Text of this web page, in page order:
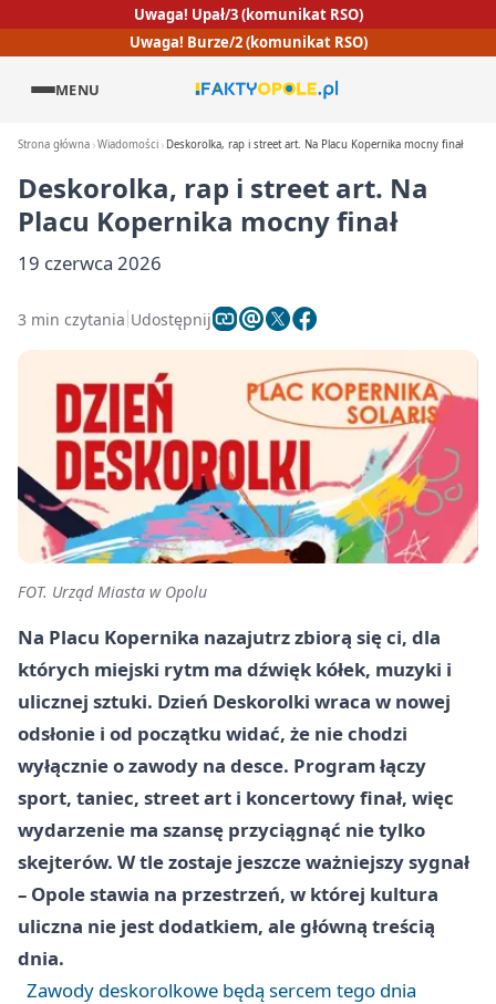
Uwaga! Upał/3 (komunikat RSO)
Uwaga! Burze/2 (komunikat RSO)
MENU
Strona główna Wiadomości Deskorolka, rap i street art. Na Placu Kopernika mocny finał
Deskorolka, rap i street art. Na
Placu Kopernika mocny finał
19 czerwca 2026
3 min czytania Udostępnij
FOT. Urząd Miasta w Opolu
Na Placu Kopernika nazajutrz zbiorą się ci, dla
których miejski rytm ma dźwięk kółek, muzyki i
ulicznej sztuki. Dzień Deskorolki wraca w nowej
odsłonie i od początku widać, że nie chodzi
wyłącznie o zawody na desce. Program łączy
sport, taniec, street art i koncertowy finał, więc
wydarzenie ma szansę przyciągnąć nie tylko
skejterów. W tle zostaje jeszcze ważniejszy sygnał
– Opole stawia na przestrzeń, w której kultura
uliczna nie jest dodatkiem, ale główną treścią
dnia.
Zawody deskorolkowe będą sercem tego dnia